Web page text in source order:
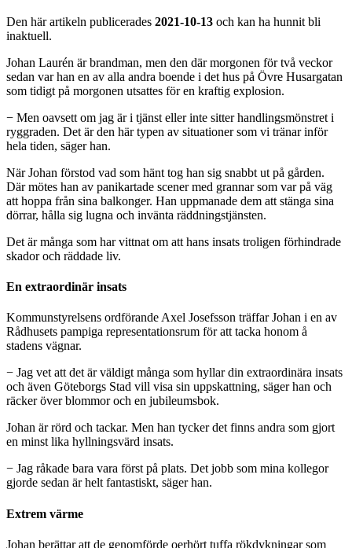
Den här artikeln publicerades 2021-10-13 och kan ha hunnit bli
inaktuell.
Johan Laurén är brandman, men den där morgonen för två veckor
sedan var han en av alla andra boende i det hus på Övre Husargatan
som tidigt på morgonen utsattes för en kraftig explosion.
− Men oavsett om jag är i tjänst eller inte sitter handlingsmönstret i
ryggraden. Det är den här typen av situationer som vi tränar inför
hela tiden, säger han.
När Johan förstod vad som hänt tog han sig snabbt ut på gården.
Där mötes han av panikartade scener med grannar som var på väg
att hoppa från sina balkonger. Han uppmanade dem att stänga sina
dörrar, hålla sig lugna och invänta räddningstjänsten.
Det är många som har vittnat om att hans insats troligen förhindrade
skador och räddade liv.
En extraordinär insats
Kommunstyrelsens ordförande Axel Josefsson träffar Johan i en av
Rådhusets pampiga representationsrum för att tacka honom å
stadens vägnar.
− Jag vet att det är väldigt många som hyllar din extraordinära insats
och även Göteborgs Stad vill visa sin uppskattning, säger han och
räcker över blommor och en jubileumsbok.
Johan är rörd och tackar. Men han tycker det finns andra som gjort
en minst lika hyllningsvärd insats.
− Jag råkade bara vara först på plats. Det jobb som mina kollegor
gjorde sedan är helt fantastiskt, säger han.
Extrem värme
Johan berättar att de genomförde oerhört tuffa rökdykningar som